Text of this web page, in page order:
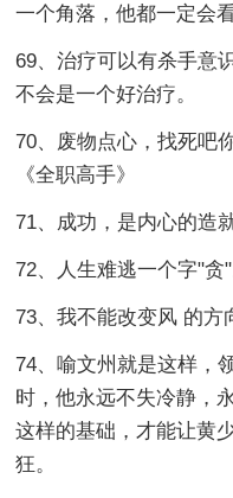
一个角落，他都一定会看
69、治疗可以有杀手意
不会是一个好治疗。
70、废物点心，找死
《全职高手》
71、成功，是内心的造就
72、人生难逃一个字"贪"
73、我不能改变风 的方
74、喻文州就是这样，
时，他永远不失冷静，
这样的基础，才能让黄
狂。